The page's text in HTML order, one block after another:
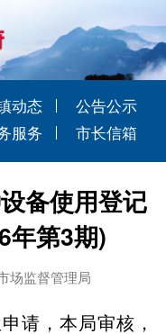
动态
公告公示
服务 市长信箱
备使用登记
年第3期)
场监督管理局
请 ， 本局审核，